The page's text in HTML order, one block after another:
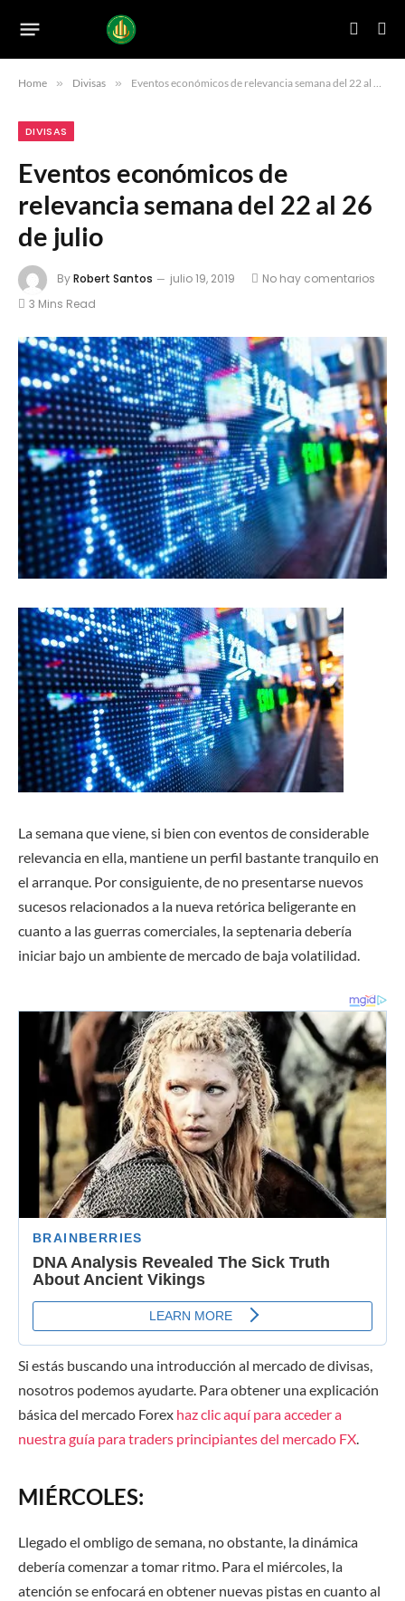
Home » Divisas » Eventos económicos de relevancia semana del 22 al 26 de julio
DIVISAS
Eventos económicos de
relevancia semana del 22 al 26
de julio
ByRobert Santos julio 19, 2019
No hay comentarios
3 Mins Read
La semana que viene, si bien con eventos de considerable
relevancia en ella, mantiene un perfil bastante tranquilo en
el arranque. Por consiguiente, de no presentarse nuevos
sucesos relacionados a la nueva retórica beligerante en
cuanto a las guerras comerciales, la septenaria debería
iniciar bajo un ambiente de mercado de baja volatilidad.
Si estás buscando una introducción al mercado de divisas,
nosotros podemos ayudarte. Para obtener una explicación
básica del mercado Forex haz clic aquí para acceder a
nuestra guía para traders principiantes del mercado FX.
MIÉRCOLES:
Llegado el ombligo de semana, no obstante, la dinámica
debería comenzar a tomar ritmo. Para el miércoles, la
atención se enfocará en obtener nuevas pistas en cuanto al